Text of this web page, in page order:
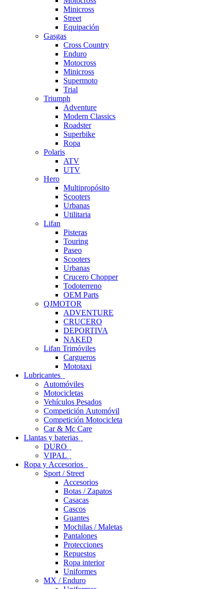
Minicross
Street
Equipación
Gasgas
Cross Country
Enduro
Motocross
Minicross
Supermoto
Trial
Triumph
Adventure
Modern Classics
Roadster
Superbike
Ropa
Polaris
ATV
UTV
Hero
Multipropósito
Scooters
Urbanas
Utilitaria
Lifan
Pisteras
Touring
Paseo
Scooters
Urbanas
Crucero Chopper
Todoterreno
OEM Parts
QJMOTOR
ADVENTURE
CRUCERO
DEPORTIVA
NAKED
Lifan Trimóviles
Cargueros
Mototaxi
Lubricantes
Automóviles
Motocicletas
Vehículos Pesados
Competición Automóvil
Competición Motocicleta
Car & Mc Care
Llantas y baterias
DURO
VIPAL
Ropa y Accesorios
Sport / Street
Accesorios
Botas / Zapatos
Casacas
Cascos
Guantes
Mochilas / Maletas
Pantalones
Protecciones
Repuestos
Ropa interior
Uniformes
MX / Enduro